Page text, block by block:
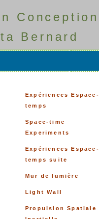
Conception
Bernard
Expériences Espace-
temps
Space-time
Experiments
Expériences Espace-
temps suite
Mur de lumière
Light Wall
Propulsion Spatiale